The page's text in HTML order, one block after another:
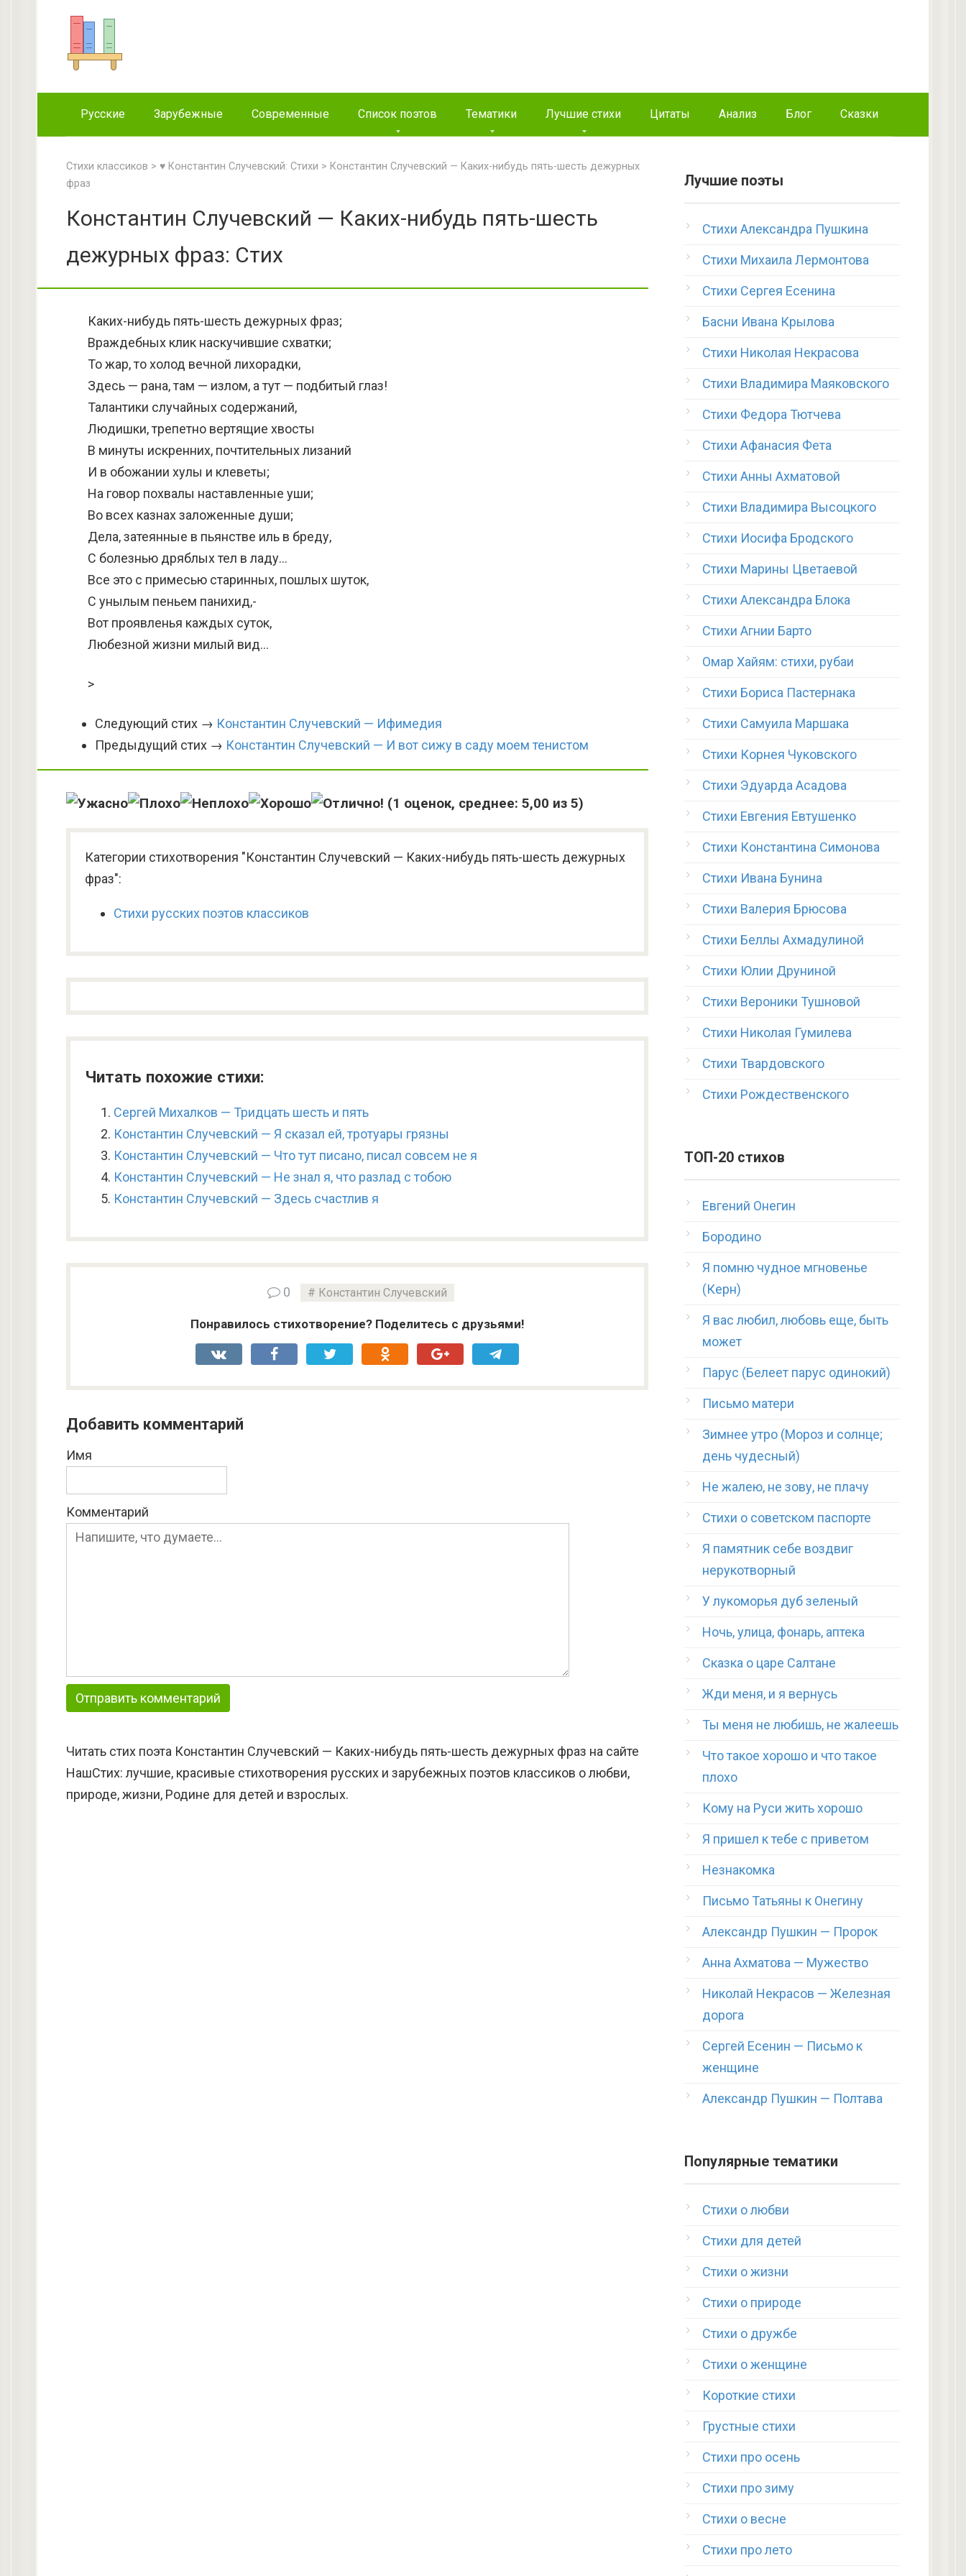
Русские Зарубежные Современные Список поэтов Тематики Лучшие стихи Цитаты Анализ Блог Сказки
Стихи классиков > ♥ Константин Случевский: Стихи > Константин Случевский — Каких-нибудь пять-шесть дежурных
фраз
Константин Случевский — Каких-нибудь пять-шесть
дежурных фраз: Стих
Каких-нибудь пять-шесть дежурных фраз;
Враждебных клик наскучившие схватки;
То жар, то холод вечной лихорадки,
Здесь — рана, там — излом, а тут — подбитый глаз!
Талантики случайных содержаний,
Людишки, трепетно вертящие хвосты
В минуты искренних, почтительных лизаний
И в обожании хулы и клеветы;
На говор похвалы наставленные уши;
Во всех казнах заложенные души;
Дела, затеянные в пьянстве иль в бреду,
С болезнью дряблых тел в ладу…
Все это с примесью старинных, пошлых шуток,
С унылым пеньем панихид,-
Вот проявленья каждых суток,
Любезной жизни милый вид…
>
Следующий стих → Константин Случевский — Ифимедия
Предыдущий стих → Константин Случевский — И вот сижу в саду моем тенистом
(1 оценок, среднее: 5,00 из 5)
Категории стихотворения "Константин Случевский — Каких-нибудь пять-шесть дежурных
фраз":
Стихи русских поэтов классиков
Читать похожие стихи:
Сергей Михалков — Тридцать шесть и пять
Константин Случевский — Я сказал ей, тротуары грязны
Константин Случевский — Что тут писано, писал совсем не я
Константин Случевский — Не знал я, что разлад с тобою
Константин Случевский — Здесь счастлив я
0 Константин Случевский
Понравилось стихотворение? Поделитесь с друзьями!
Добавить комментарий
Имя
Комментарий
Читать стих поэта Константин Случевский — Каких-нибудь пять-шесть дежурных фраз на сайте
НашСтих: лучшие, красивые стихотворения русских и зарубежных поэтов классиков о любви,
природе, жизни, Родине для детей и взрослых.
Лучшие поэты
Стихи Александра Пушкина
Стихи Михаила Лермонтова
Стихи Сергея Есенина
Басни Ивана Крылова
Стихи Николая Некрасова
Стихи Владимира Маяковского
Стихи Федора Тютчева
Стихи Афанасия Фета
Стихи Анны Ахматовой
Стихи Владимира Высоцкого
Стихи Иосифа Бродского
Стихи Марины Цветаевой
Стихи Александра Блока
Стихи Агнии Барто
Омар Хайям: стихи, рубаи
Стихи Бориса Пастернака
Стихи Самуила Маршака
Стихи Корнея Чуковского
Стихи Эдуарда Асадова
Стихи Евгения Евтушенко
Стихи Константина Симонова
Стихи Ивана Бунина
Стихи Валерия Брюсова
Стихи Беллы Ахмадулиной
Стихи Юлии Друниной
Стихи Вероники Тушновой
Стихи Николая Гумилева
Стихи Твардовского
Стихи Рождественского
ТОП-20 стихов
Евгений Онегин
Бородино
Я помню чудное мгновенье
(Керн)
Я вас любил, любовь еще, быть
может
Парус (Белеет парус одинокий)
Письмо матери
Зимнее утро (Мороз и солнце;
день чудесный)
Не жалею, не зову, не плачу
Стихи о советском паспорте
Я памятник себе воздвиг
нерукотворный
У лукоморья дуб зеленый
Ночь, улица, фонарь, аптека
Сказка о царе Салтане
Жди меня, и я вернусь
Ты меня не любишь, не жалеешь
Что такое хорошо и что такое
плохо
Кому на Руси жить хорошо
Я пришел к тебе с приветом
Незнакомка
Письмо Татьяны к Онегину
Александр Пушкин — Пророк
Анна Ахматова — Мужество
Николай Некрасов — Железная
дорога
Сергей Есенин — Письмо к
женщине
Александр Пушкин — Полтава
Популярные тематики
Стихи о любви
Стихи для детей
Стихи о жизни
Стихи о природе
Стихи о дружбе
Стихи о женщине
Короткие стихи
Грустные стихи
Стихи про осень
Стихи про зиму
Стихи о весне
Стихи про лето